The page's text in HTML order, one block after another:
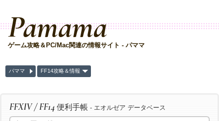
Pamama
ゲーム攻略＆PC/Mac関連の情報サイト - パママ
パママ FF14攻略＆情報
FFXIV / FF14 便利手帳 - エオルゼア データベース